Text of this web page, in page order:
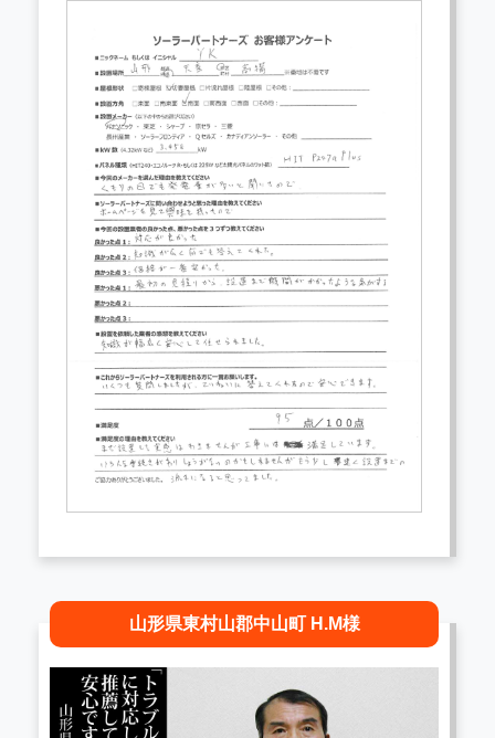
山形県東村山郡中山町 H.M様